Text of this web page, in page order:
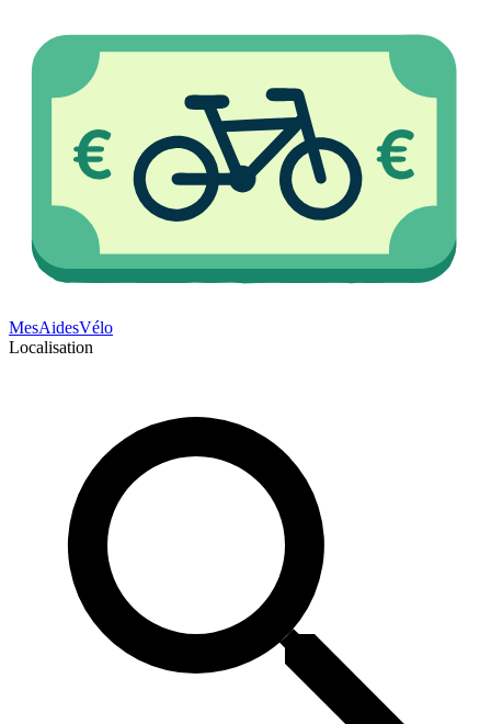
MesAidesVélo
Localisation